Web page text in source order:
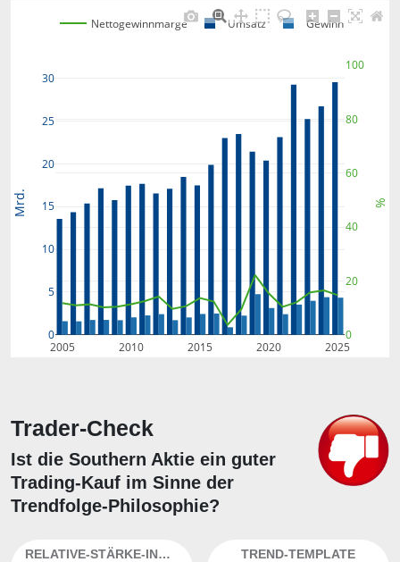
2005 2010 2015 2020 2025
0
5
10
15
20
25
30
0
20
40
60
80
100
Nettogewinnmarge Umsatz Gewinn
Mrd. %
Trader-Check
Ist die Southern Aktie ein guter
Trading-Kauf im Sinne der
Trendfolge-Philosophie?
RELATIVE-STÄRKE-INDEX TREND-TEMPLATE